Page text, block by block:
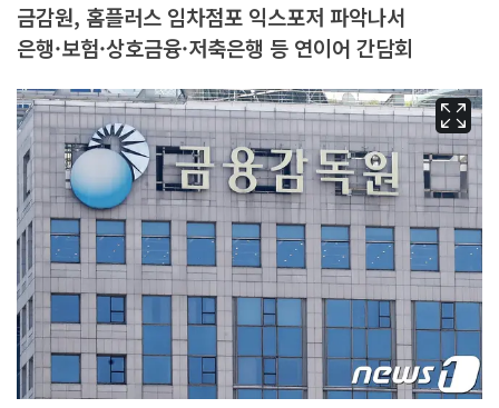
금감원, 홈플러스 임차점포 익스포저 파악나서
은행·보험·상호금융·저축은행 등 연이어 간담회